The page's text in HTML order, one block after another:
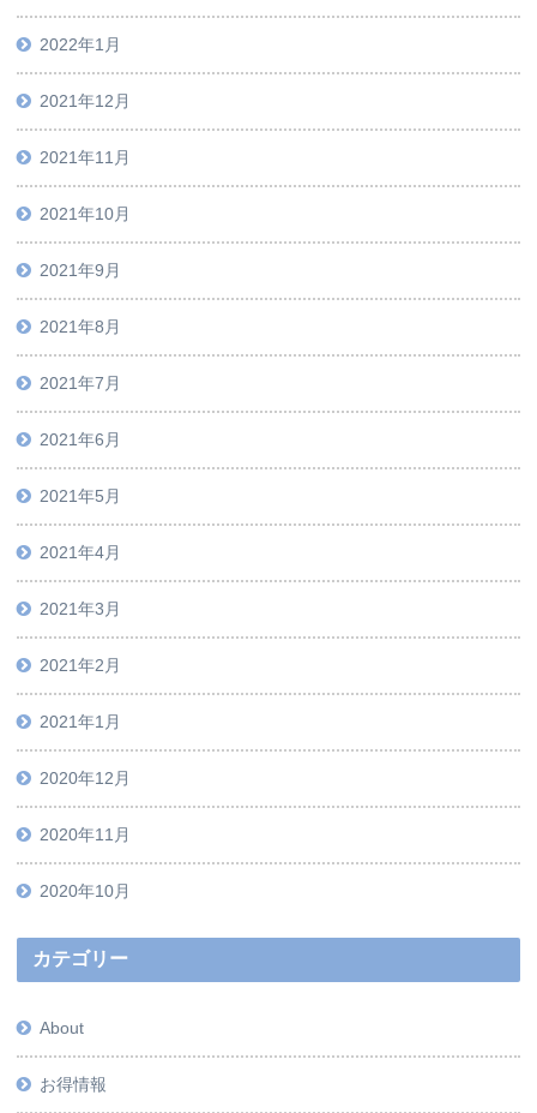
2022年1月
2021年12月
2021年11月
2021年10月
2021年9月
2021年8月
2021年7月
2021年6月
2021年5月
2021年4月
2021年3月
2021年2月
2021年1月
2020年12月
2020年11月
2020年10月
カテゴリー
About
お得情報